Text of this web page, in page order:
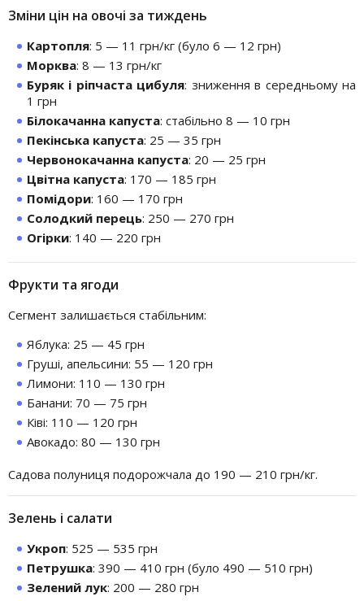
Зміни цін на овочі за тиждень
Картопля: 5 — 11 грн/кг (було 6 — 12 грн)
Морква: 8 — 13 грн/кг
Буряк і ріпчаста цибуля: зниження в середньому на
1 грн
Білокачанна капуста: стабільно 8 — 10 грн
Пекінська капуста: 25 — 35 грн
Червонокачанна капуста: 20 — 25 грн
Цвітна капуста: 170 — 185 грн
Помідори: 160 — 170 грн
Солодкий перець: 250 — 270 грн
Огірки: 140 — 220 грн
Фрукти та ягоди
Сегмент залишається стабільним:
Яблука: 25 — 45 грн
Груші, апельсини: 55 — 120 грн
Лимони: 110 — 130 грн
Банани: 70 — 75 грн
Ківі: 110 — 120 грн
Авокадо: 80 — 130 грн
Садова полуниця подорожчала до 190 — 210 грн/кг.
Зелень і салати
Укроп: 525 — 535 грн
Петрушка: 390 — 410 грн (було 490 — 510 грн)
Зелений лук: 200 — 280 грн